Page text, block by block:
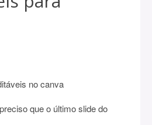
no canva
que o último slide do